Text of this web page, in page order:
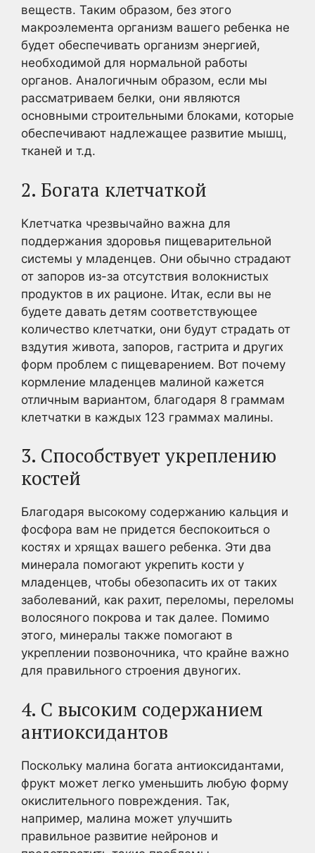
веществ. Таким образом, без этого
макроэлемента организм вашего ребенка не
будет обеспечивать организм энергией,
необходимой для нормальной работы
органов. Аналогичным образом, если мы
рассматриваем белки, они являются
основными строительными блоками, которые
обеспечивают надлежащее развитие мышц,
тканей и т.д.
2. Богата клетчаткой
Клетчатка чрезвычайно важна для
поддержания здоровья пищеварительной
системы у младенцев. Они обычно страдают
от запоров из-за отсутствия волокнистых
продуктов в их рационе. Итак, если вы не
будете давать детям соответствующее
количество клетчатки, они будут страдать от
вздутия живота, запоров, гастрита и других
форм проблем с пищеварением. Вот почему
кормление младенцев малиной кажется
отличным вариантом, благодаря 8 граммам
клетчатки в каждых 123 граммах малины.
3. Способствует укреплению
костей
Благодаря высокому содержанию кальция и
фосфора вам не придется беспокоиться о
костях и хрящах вашего ребенка. Эти два
минерала помогают укрепить кости у
младенцев, чтобы обезопасить их от таких
заболеваний, как рахит, переломы, переломы
волосяного покрова и так далее. Помимо
этого, минералы также помогают в
укреплении позвоночника, что крайне важно
для правильного строения двуногих.
4. С высоким содержанием
антиоксидантов
Поскольку малина богата антиоксидантами,
фрукт может легко уменьшить любую форму
окислительного повреждения. Так,
например, малина может улучшить
правильное развитие нейронов и